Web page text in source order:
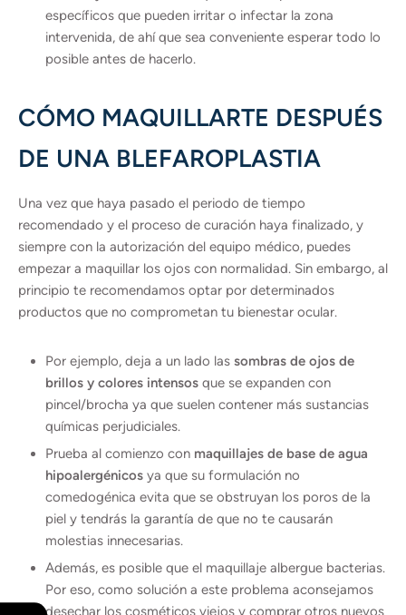
específicos que pueden irritar o infectar la zona
intervenida, de ahí que sea conveniente esperar todo lo
posible antes de hacerlo.
CÓMO MAQUILLARTE DESPUÉS
DE UNA BLEFAROPLASTIA
Una vez que haya pasado el periodo de tiempo
recomendado y el proceso de curación haya finalizado, y
siempre con la autorización del equipo médico, puedes
empezar a maquillar los ojos con normalidad. Sin embargo, al
principio te recomendamos optar por determinados
productos que no comprometan tu bienestar ocular.
Por ejemplo, deja a un lado las sombras de ojos de
brillos y colores intensos que se expanden con
pincel/brocha ya que suelen contener más sustancias
químicas perjudiciales.
Prueba al comienzo con maquillajes de base de agua
hipoalergénicos ya que su formulación no
comedogénica evita que se obstruyan los poros de la
piel y tendrás la garantía de que no te causarán
molestias innecesarias.
Además, es posible que el maquillaje albergue bacterias.
Por eso, como solución a este problema aconsejamos
desechar los cosméticos viejos y comprar otros nuevos